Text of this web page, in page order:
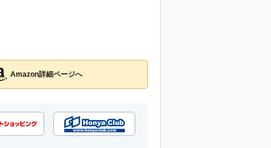
Amazon詳細ページへ